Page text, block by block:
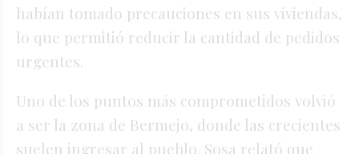
habían tomado precauciones en sus viviendas,
lo que permitió reducir la cantidad de pedidos
urgentes.
Uno de los puntos más comprometidos volvió
a ser la zona de Bermejo, donde las crecientes
suelen ingresar al pueblo. Sosa relató que